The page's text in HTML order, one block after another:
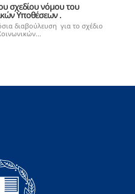
σχεδίου νόμου του
Υποθέσεων .
διαβούλευση για το σχέδιο